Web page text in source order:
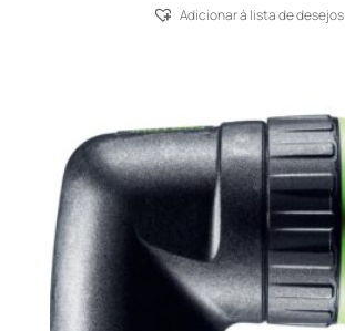
Adicionar á lista de desejos